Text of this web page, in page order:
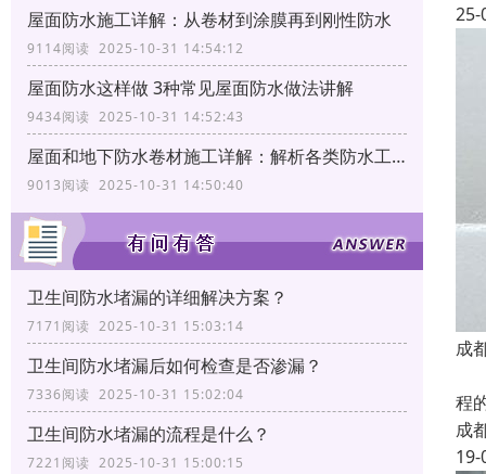
屋面防水施工详解：从卷材到涂膜再到刚性防水
9114阅读 2025-10-31 14:54:12
屋面防水这样做 3种常见屋面防水做法讲解
9434阅读 2025-10-31 14:52:43
屋面和地下防水卷材施工详解：解析各类防水工艺
9013阅读 2025-10-31 14:50:40
卫生间防水堵漏的详细解决方案？
7171阅读 2025-10-31 15:03:14
卫生间防水堵漏后如何检查是否渗漏？
7336阅读 2025-10-31 15:02:04
卫生间防水堵漏的流程是什么？
7221阅读 2025-10-31 15:00:15
25-
成
程
成
19-